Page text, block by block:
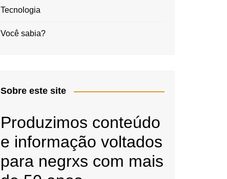
Tecnologia
Você sabia?
Sobre este site
Produzimos conteúdo
e informação voltados
para negrxs com mais